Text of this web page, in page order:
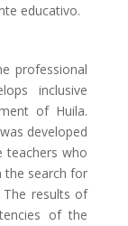
educativo.
professional
inclusive
of Huila.
developed
teachers who
the search for
results of
of the